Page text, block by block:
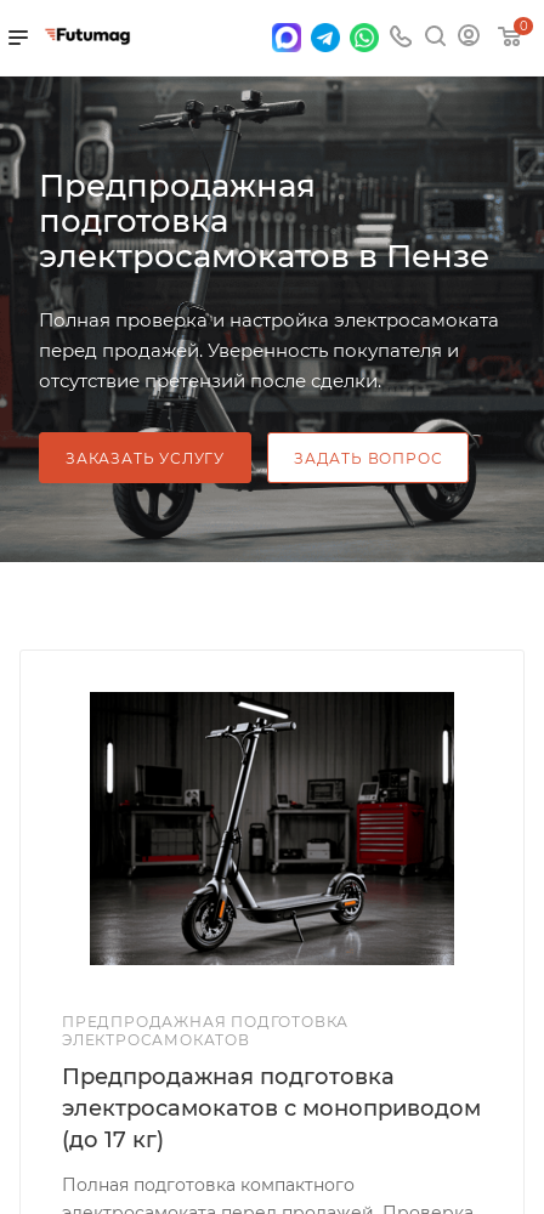
0
Предпродажная
подготовка
электросамокатов в Пензе
Полная проверка и настройка электросамоката
перед продажей. Уверенность покупателя и
отсутствие претензий после сделки.
ЗАКАЗАТЬ УСЛУГУ ЗАДАТЬ ВОПРОС
ПРЕДПРОДАЖНАЯ ПОДГОТОВКА
ЭЛЕКТРОСАМОКАТОВ
Предпродажная подготовка
электросамокатов с моноприводом
(до 17 кг)
Полная подготовка компактного